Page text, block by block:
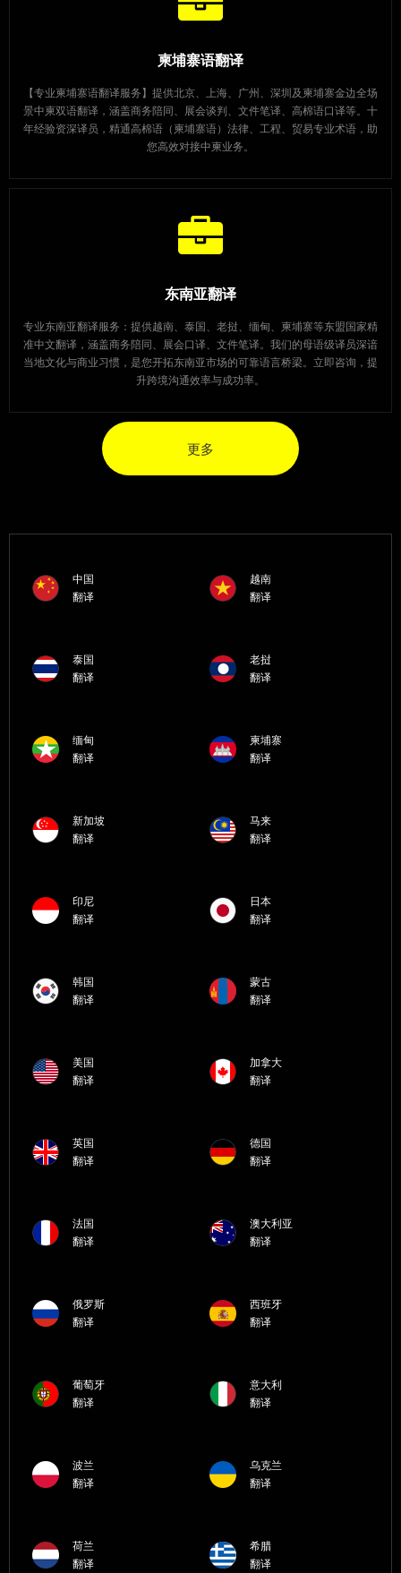
柬埔寨语翻译
【专业柬埔寨语翻译服务】提供北京、上海、广州、深圳及柬埔寨金边全场
景中柬双语翻译，涵盖商务陪同、展会谈判、文件笔译、高棉语口译等。十
年经验资深译员，精通高棉语（柬埔寨语）法律、工程、贸易专业术语，助
您高效对接中柬业务。
东南亚翻译
专业东南亚翻译服务：提供越南、泰国、老挝、缅甸、柬埔寨等东盟国家精
准中文翻译，涵盖商务陪同、展会口译、文件笔译。我们的母语级译员深谙
当地文化与商业习惯，是您开拓东南亚市场的可靠语言桥梁。立即咨询，提
升跨境沟通效率与成功率。
更多
中国
翻译
越南
翻译
泰国
翻译
老挝
翻译
缅甸
翻译
柬埔寨
翻译
新加坡
翻译
马来
翻译
印尼
翻译
日本
翻译
韩国
翻译
蒙古
翻译
美国
翻译
加拿大
翻译
英国
翻译
德国
翻译
法国
翻译
澳大利亚
翻译
俄罗斯
翻译
西班牙
翻译
葡萄牙
翻译
意大利
翻译
波兰
翻译
乌克兰
翻译
荷兰
翻译
希腊
翻译